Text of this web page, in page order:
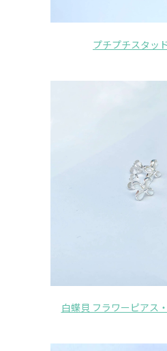
プチプチスタッ
白蝶貝 フラワーピアス